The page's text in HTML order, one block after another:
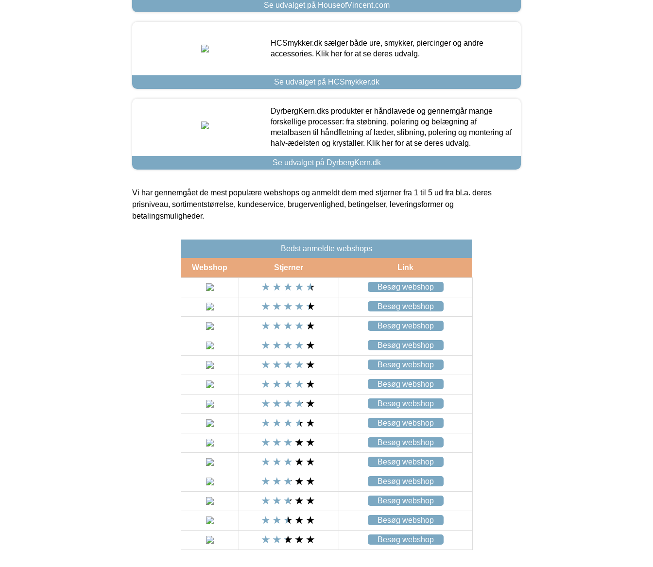
Se udvalget på HouseofVincent.com
HCSmykker.dk sælger både ure, smykker, piercinger og andre
accessories. Klik her for at se deres udvalg.
Se udvalget på HCSmykker.dk
DyrbergKern.dks produkter er håndlavede og gennemgår mange
forskellige processer: fra støbning, polering og belægning af
metalbasen til håndfletning af læder, slibning, polering og montering af
halv-ædelsten og krystaller. Klik her for at se deres udvalg.
Se udvalget på DyrbergKern.dk
Vi har gennemgået de mest populære webshops og anmeldt dem med stjerner fra 1 til 5 ud fra bl.a. deres
prisniveau, sortimentstørrelse, kundeservice, brugervenlighed, betingelser, leveringsformer og
betalingsmuligheder.
Bedst anmeldte webshops
Webshop Stjerner Link
Besøg webshop
Besøg webshop
Besøg webshop
Besøg webshop
Besøg webshop
Besøg webshop
Besøg webshop
Besøg webshop
Besøg webshop
Besøg webshop
Besøg webshop
Besøg webshop
Besøg webshop
Besøg webshop